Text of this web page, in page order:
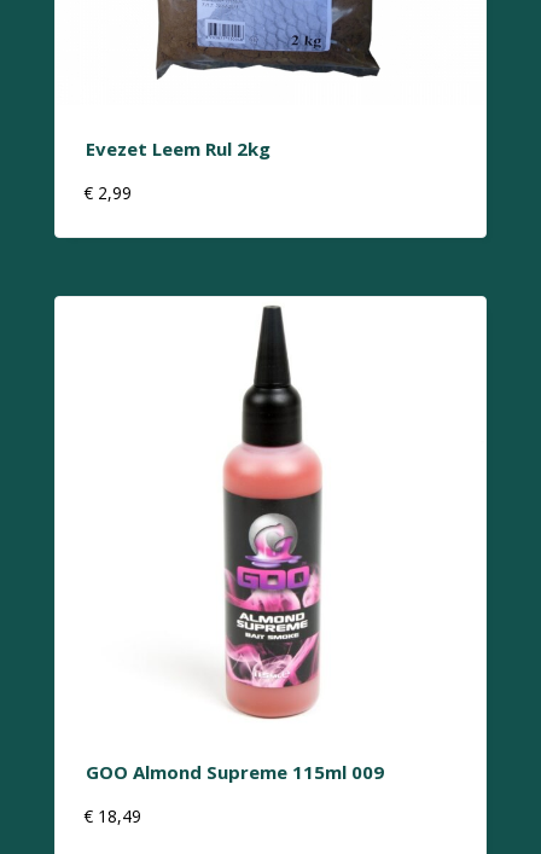
Evezet Leem Rul 2kg
€ 2,99
GOO Almond Supreme 115ml 009
€ 18,49